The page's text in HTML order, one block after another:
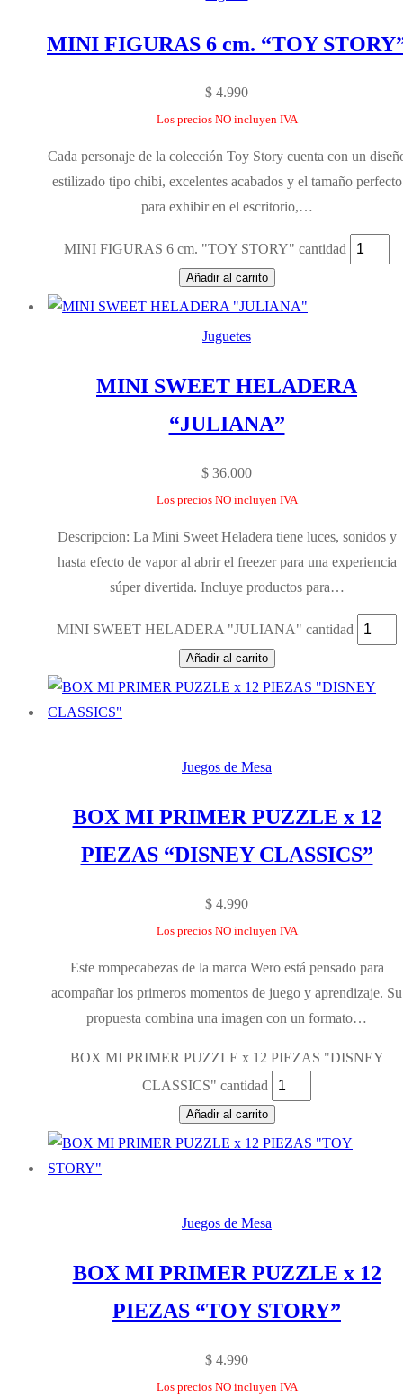
MINI FIGURAS 6 cm. “TOY
$ 4.990
Los precios NO incluyen IVA
Cada personaje de la colección Toy Story cuenta con un
estilizado tipo chibi, excelentes acabados y el tamaño perfecto
para exhibir en el escritorio,…
MINI FIGURAS 6 cm. "TOY STORY" cantidad
Añadir al carrito
Juguetes
MINI SWEET HELADERA
“JULIANA”
$ 36.000
Los precios NO incluyen IVA
Descripcion: La Mini Sweet Heladera tiene luces, sonidos y
hasta efecto de vapor al abrir el freezer para una experiencia
súper divertida. Incluye productos para…
MINI SWEET HELADERA "JULIANA" cantidad
Añadir al carrito
Juegos de Mesa
BOX MI PRIMER PUZZLE x 12
PIEZAS “DISNEY CLASSICS”
$ 4.990
Los precios NO incluyen IVA
Este rompecabezas de la marca Wero está pensado para
acompañar los primeros momentos de juego y aprendizaje. Su
propuesta combina una imagen con un formato…
BOX MI PRIMER PUZZLE x 12 PIEZAS "DISNEY
CLASSICS" cantidad
Añadir al carrito
Juegos de Mesa
BOX MI PRIMER PUZZLE x 12
PIEZAS “TOY STORY”
$ 4.990
Los precios NO incluyen IVA